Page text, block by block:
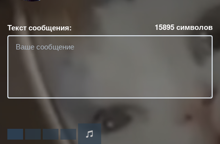
Текст сообщения: 15895символов